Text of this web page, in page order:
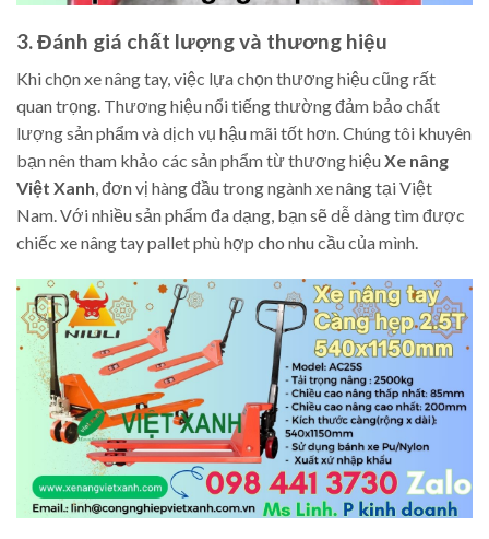
3. Đánh giá chất lượng và thương hiệu
Khi chọn xe nâng tay, việc lựa chọn thương hiệu cũng rất
quan trọng. Thương hiệu nổi tiếng thường đảm bảo chất
lượng sản phẩm và dịch vụ hậu mãi tốt hơn. Chúng tôi khuyên
bạn nên tham khảo các sản phẩm từ thương hiệuXe nâng
Việt Xanh, đơn vị hàng đầu trong ngành xe nâng tại Việt
Nam. Với nhiều sản phẩm đa dạng, bạn sẽ dễ dàng tìm được
chiếc xe nâng tay pallet phù hợp cho nhu cầu của mình.